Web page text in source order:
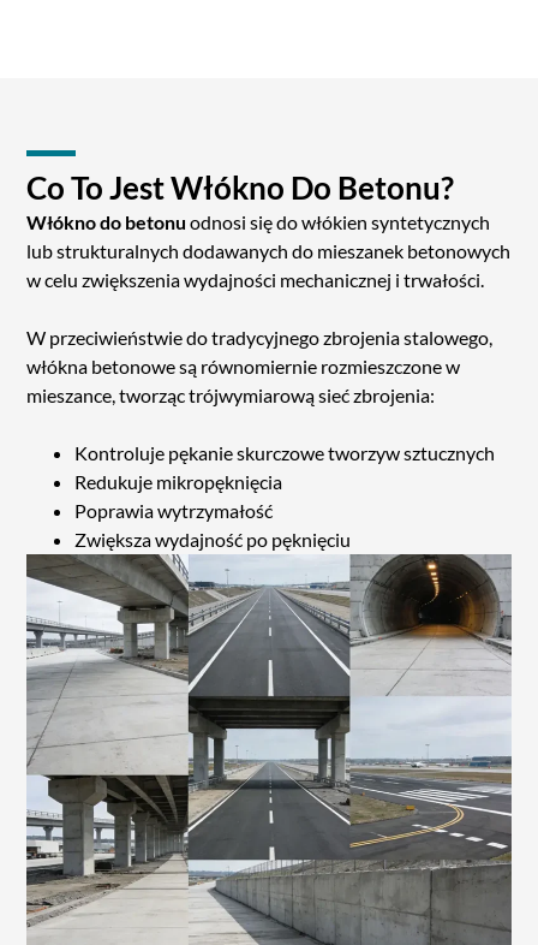
Co To Jest Włókno Do Betonu?
Włókno do betonu odnosi się do włókien syntetycznych
lub strukturalnych dodawanych do mieszanek betonowych
w celu zwiększenia wydajności mechanicznej i trwałości.
W przeciwieństwie do tradycyjnego zbrojenia stalowego,
włókna betonowe są równomiernie rozmieszczone w
mieszance, tworząc trójwymiarową sieć zbrojenia:
Kontroluje pękanie skurczowe tworzyw sztucznych
Redukuje mikropęknięcia
Poprawia wytrzymałość
Zwiększa wydajność po pęknięciu